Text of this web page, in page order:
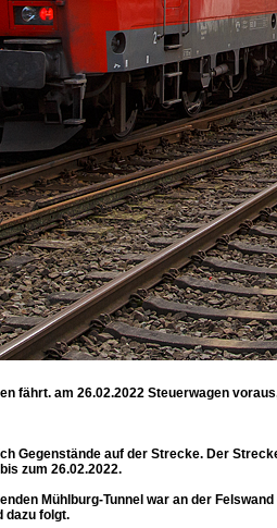
fährt. am 26.02.2022 Steuerwagen
Gegenstände auf der Strecke. Der
zum 26.02.2022.
Mühlburg-Tunnel war an der
dazu folgt.